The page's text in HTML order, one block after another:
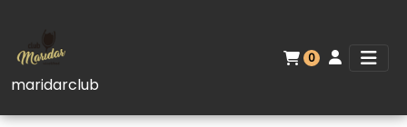
maridarclub
0